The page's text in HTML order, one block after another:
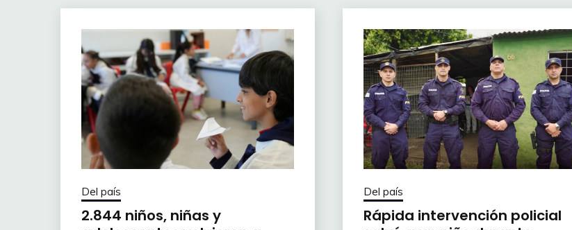
Del país
2.844 niños, niñas y
Del país
Rápida intervención policial